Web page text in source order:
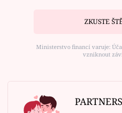
ZKUSTE
Ministerstvo financí varuje:
vzniknout